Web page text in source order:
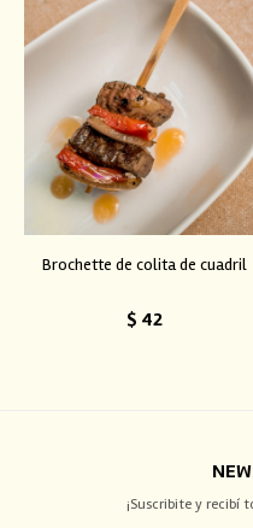
Brochette de colita de cuadril
$ 42
¡Suscribite y recibí